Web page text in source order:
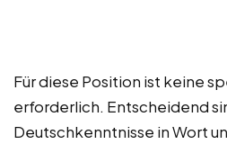
Für diese Position ist keine
erforderlich. Entscheidend
Deutschkenntnisse in Wort